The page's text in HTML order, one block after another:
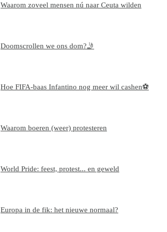
Waarom zoveel mensen nú naar Ceuta wilden
Doomscrollen we ons dom?🤳
Hoe FIFA-baas Infantino nog meer wil cashen⚽
Waarom boeren (weer) protesteren
World Pride: feest, protest... en geweld
Europa in de fik: het nieuwe normaal?